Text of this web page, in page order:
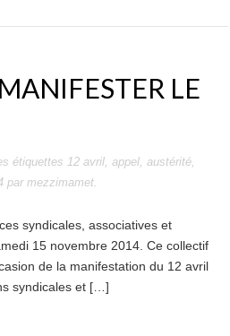
LE
étiquettes 12 avril, appel, austérité,
par mezzimamet.
syndicales, associatives et
15 novembre 2014. Ce collectif
de la manifestation du 12 avril
syndicales et […]